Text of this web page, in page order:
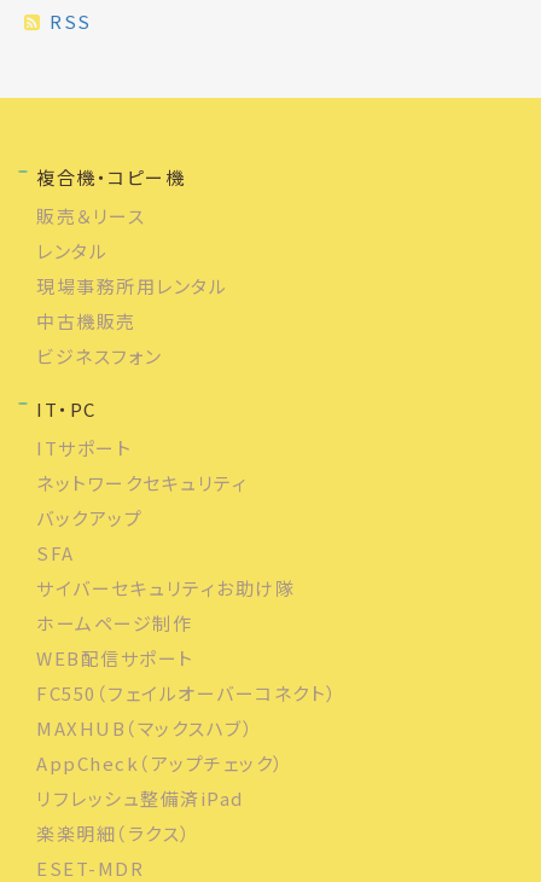
RSS
複合機・コピー機
販売＆リース
レンタル
現場事務所用レンタル
中古機販売
ビジネスフォン
IT・PC
ITサポート
ネットワークセキュリティ
バックアップ
SFA
サイバーセキュリティお助け隊
ホームページ制作
WEB配信サポート
FC550（フェイルオーバーコネクト）
MAXHUB（マックスハブ）
AppCheck（アップチェック）
リフレッシュ整備済iPad
楽楽明細（ラクス）
ESET-MDR